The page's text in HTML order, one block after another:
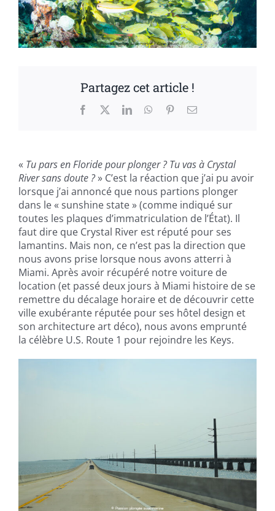
Partagez cet article !
Facebook LinkedInWhatsApp
PinterestEmail
« Tu pars en Floride pour plonger ? Tu vas à Crystal
River sans doute ?» C’est la réaction que j’ai pu avoir
lorsque j’ai annoncé que nous partions plonger
dans le « sunshine state » (comme indiqué sur
toutes les plaques d’immatriculation de l’État). Il
faut dire que Crystal River est réputé pour ses
lamantins. Mais non, ce n’est pas la direction que
nous avons prise lorsque nous avons atterri à
Miami. Après avoir récupéré notre voiture de
location (et passé deux jours à Miami histoire de se
remettre du décalage horaire et de découvrir cette
ville exubérante réputée pour ses hôtel design et
son architecture art déco), nous avons emprunté
la célèbre U.S. Route 1 pour rejoindre les Keys.